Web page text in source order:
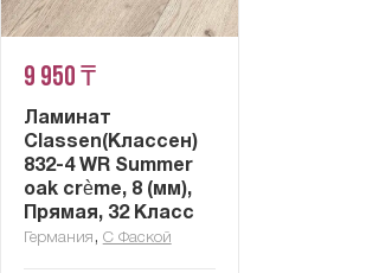
9 950 ₸
Ламинат
Classen(Классен)
832-4 WR Summer
oak crème, 8 (мм),
Прямая, 32 Класс
Германия , С Фаской